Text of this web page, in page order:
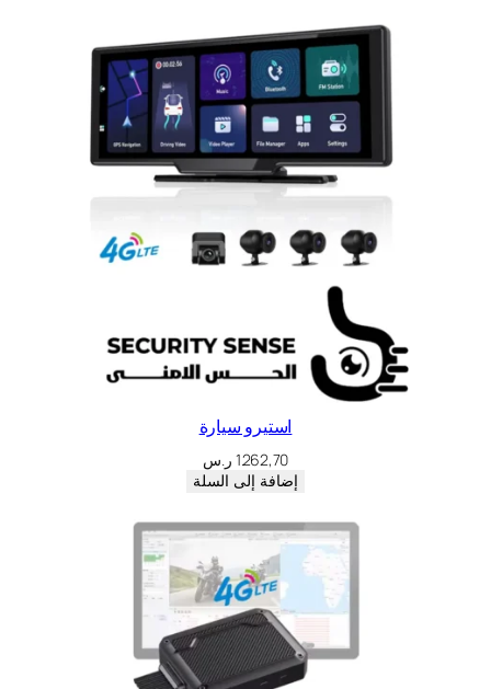
استيرو سيارة
1.262,70 ر.س
إضافة إلى السلة